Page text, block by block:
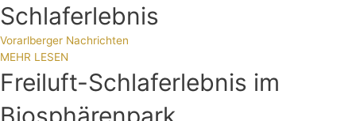
Schlaferlebnis
Vorarlberger Nachrichten
MEHR LESEN
Freiluft-Schlaferlebnis im